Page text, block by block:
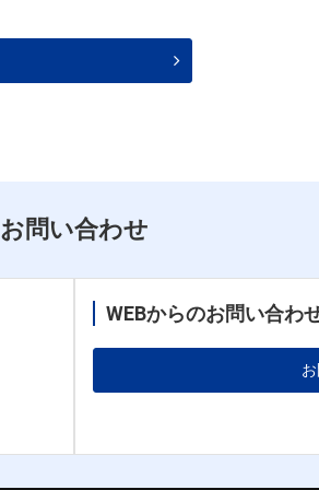
お問い合わせ
WEBからのお問い合わ